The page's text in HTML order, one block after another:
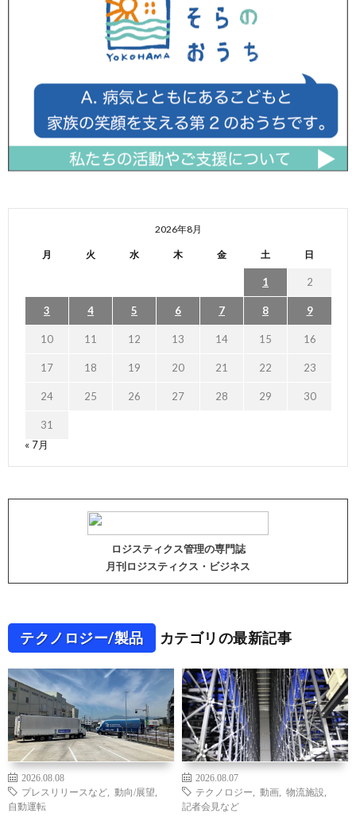
2026年8月
月 火 水 木 金 土 日
1 2
3 4 5 6 7 8 9
10 11 12 13 14 15 16
17 18 19 20 21 22 23
24 25 26 27 28 29 30
31
« 7月
ロジスティクス管理の専門誌
月刊ロジスティクス・ビジネス
テクノロジー/製品 カテゴリの最新記事
2026.08.08
プレスリリースなど
動向/展望
自動運転
2026.08.07
テクノロジー
動画 物流施設
記者会見など